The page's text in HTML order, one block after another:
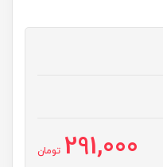
291,000 تومان